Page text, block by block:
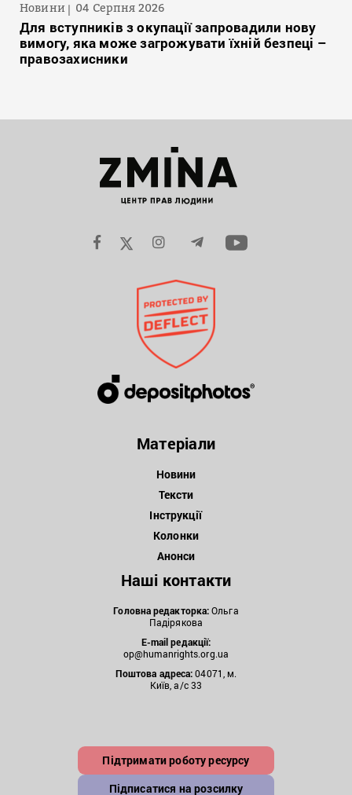
Новини 04 Серпня 2026
Для вступників з окупації запровадили нову
вимогу, яка може загрожувати їхній безпеці –
правозахисники
Матеріали
Новини
Тексти
Інструкції
Колонки
Анонси
Наші контакти
Головна редакторка:Ольга
Падірякова
E-mail редакції:
op@humanrights.org.ua
Поштова адреса:04071, м.
Київ, а/с 33
Підтримати роботу ресурсу
Підписатися на розсилку